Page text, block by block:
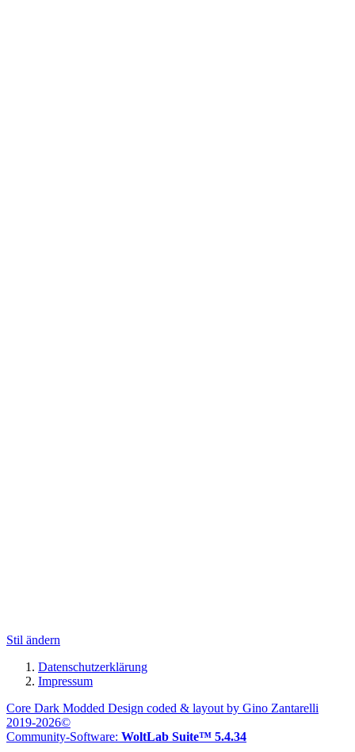
Stil ändern
Datenschutzerklärung
Impressum
Core Dark Modded Design coded & layout by Gino Zantarelli
2019-2026©
Community-Software: WoltLab Suite™ 5.4.34